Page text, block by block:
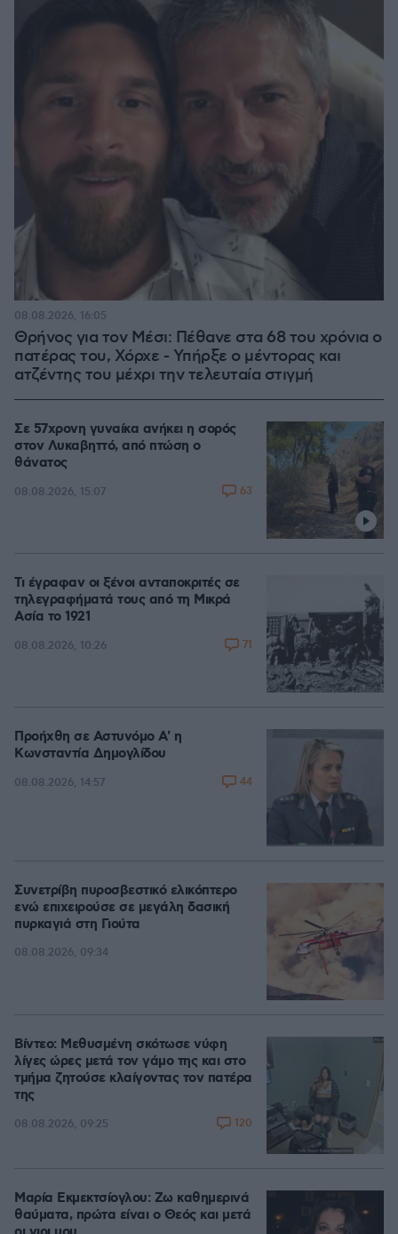
Θρήνος για τον Μέσι: Πέθανε στα 68 του χρόνια ο
πατέρας του, Χόρχε - Υπήρξε ο μέντορας και
ατζέντης του μέχρι την τελευταία στιγμή
08.08.2026, 16:05
Σε 57χρονη γυναίκα ανήκει η σορός
στον Λυκαβηττό, από πτώση ο
θάνατος
08.08.2026, 15:07 63
Τι έγραφαν οι ξένοι ανταποκριτές σε
τηλεγραφήματά τους από τη Μικρά
Ασία το 1921
08.08.2026, 10:26 71
Προήχθη σε Αστυνόμο Α' η
Κωνσταντία Δημογλίδου
08.08.2026, 14:57 44
Συνετρίβη πυροσβεστικό ελικόπτερο
ενώ επιχειρούσε σε μεγάλη δασική
πυρκαγιά στη Γιούτα
08.08.2026, 09:34
Βίντεο: Μεθυσμένη σκότωσε νύφη
λίγες ώρες μετά τον γάμο της και στο
τμήμα ζητούσε κλαίγοντας τον πατέρα
της
08.08.2026, 09:25 120
Μαρία Εκμεκτσίογλου: Ζω καθημερινά
θαύματα, πρώτα είναι ο Θεός και μετά